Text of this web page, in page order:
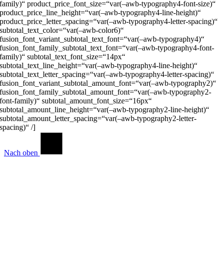
family)“ product_price_font_size=“var(–awb-typography4-font-size)“
product_price_line_height=“var(–awb-typography4-line-height)“
product_price_letter_spacing=“var(–awb-typography4-letter-spacing)“
subtotal_text_color=“var(–awb-color6)“
fusion_font_variant_subtotal_text_font=“var(–awb-typography4)“
fusion_font_family_subtotal_text_font=“var(–awb-typography4-font-
family)“ subtotal_text_font_size=“14px“
subtotal_text_line_height=“var(–awb-typography4-line-height)“
subtotal_text_letter_spacing=“var(–awb-typography4-letter-spacing)“
fusion_font_variant_subtotal_amount_font=“var(–awb-typography2)“
fusion_font_family_subtotal_amount_font=“var(–awb-typography2-
font-family)“ subtotal_amount_font_size=“16px“
subtotal_amount_line_height=“var(–awb-typography2-line-height)“
subtotal_amount_letter_spacing=“var(–awb-typography2-letter-
spacing)“ /]
Nach oben